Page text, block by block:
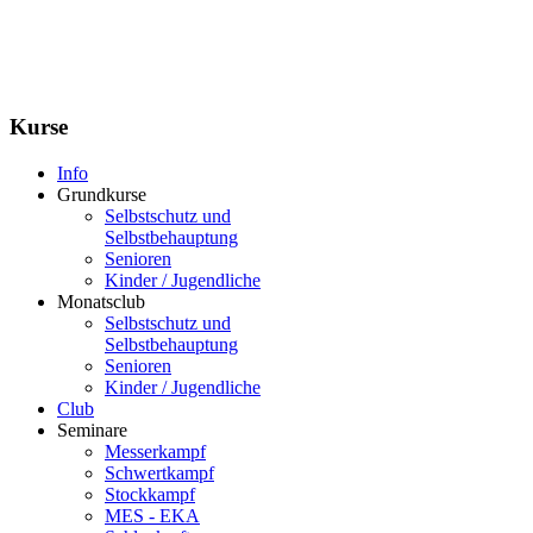
Kurse
Info
Grundkurse
Selbstschutz und
Selbstbehauptung
Senioren
Kinder / Jugendliche
Monatsclub
Selbstschutz und
Selbstbehauptung
Senioren
Kinder / Jugendliche
Club
Seminare
Messerkampf
Schwertkampf
Stockkampf
MES - EKA